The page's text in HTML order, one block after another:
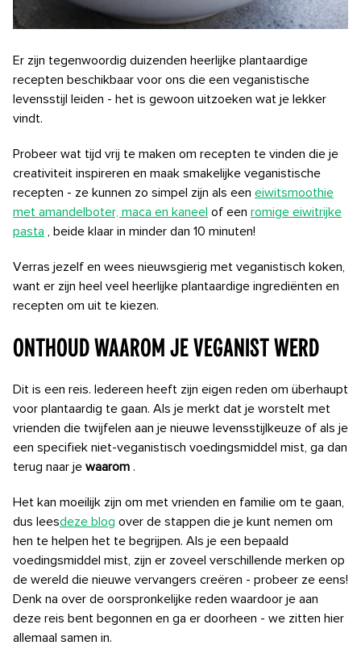
Er zijn tegenwoordig duizenden heerlijke plantaardige
recepten beschikbaar voor ons die een veganistische
levensstijl leiden - het is gewoon uitzoeken wat je lekker
vindt.
Probeer wat tijd vrij te maken om recepten te vinden die je
creativiteit inspireren en maak smakelijke veganistische
recepten - ze kunnen zo simpel zijn als een eiwitsmoothie
met amandelboter, maca en kaneel of een romige eiwitrijke
pasta , beide klaar in minder dan 10 minuten!
Verras jezelf en wees nieuwsgierig met veganistisch koken,
want er zijn heel veel heerlijke plantaardige ingrediënten en
recepten om uit te kiezen.
Onthoud waarom je veganist werd
Dit is een reis. Iedereen heeft zijn eigen reden om überhaupt
voor plantaardig te gaan. Als je merkt dat je worstelt met
vrienden die twijfelen aan je nieuwe levensstijlkeuze of als je
een specifiek niet-veganistisch voedingsmiddel mist, ga dan
terug naar je waarom .
Het kan moeilijk zijn om met vrienden en familie om te gaan,
dus leesdeze blog over de stappen die je kunt nemen om
hen te helpen het te begrijpen. Als je een bepaald
voedingsmiddel mist, zijn er zoveel verschillende merken op
de wereld die nieuwe vervangers creëren - probeer ze eens!
Denk na over de oorspronkelijke reden waardoor je aan
deze reis bent begonnen en ga er doorheen - we zitten hier
allemaal samen in.